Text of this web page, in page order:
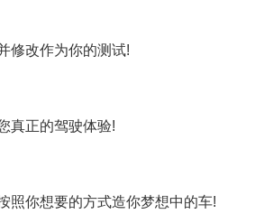
修改作为你的测试!
真正的驾驶体验!
照你想要的方式造你梦想中的车!